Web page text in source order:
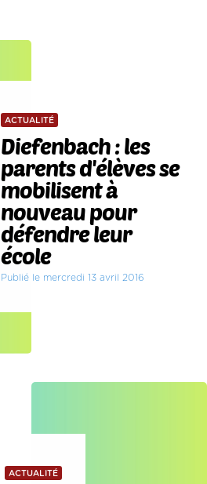
ACTUALITÉ
Diefenbach : les
parents d'élèves se
mobilisent à
nouveau pour
défendre leur
école
Publié le mercredi 13 avril 2016
ACTUALITÉ